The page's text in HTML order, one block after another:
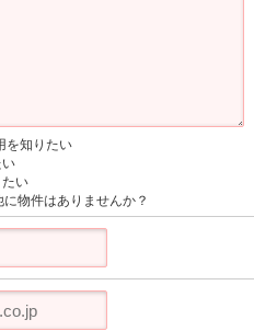
を知りたい
い
い
物件はありませんか？